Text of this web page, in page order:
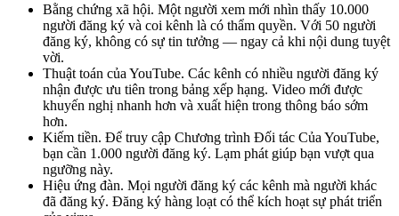
Bằng chứng xã hội. Một người xem mới nhìn thấy 10.000
người đăng ký và coi kênh là có thẩm quyền. Với 50 người
đăng ký, không có sự tin tưởng — ngay cả khi nội dung tuyệt
vời.
Thuật toán của YouTube. Các kênh có nhiều người đăng ký
nhận được ưu tiên trong bảng xếp hạng. Video mới được
khuyến nghị nhanh hơn và xuất hiện trong thông báo sớm
hơn.
Kiếm tiền. Để truy cập Chương trình Đối tác Của YouTube,
bạn cần 1.000 người đăng ký. Lạm phát giúp bạn vượt qua
ngưỡng này.
Hiệu ứng đàn. Mọi người đăng ký các kênh mà người khác
đã đăng ký. Đăng ký hàng loạt có thể kích hoạt sự phát triển